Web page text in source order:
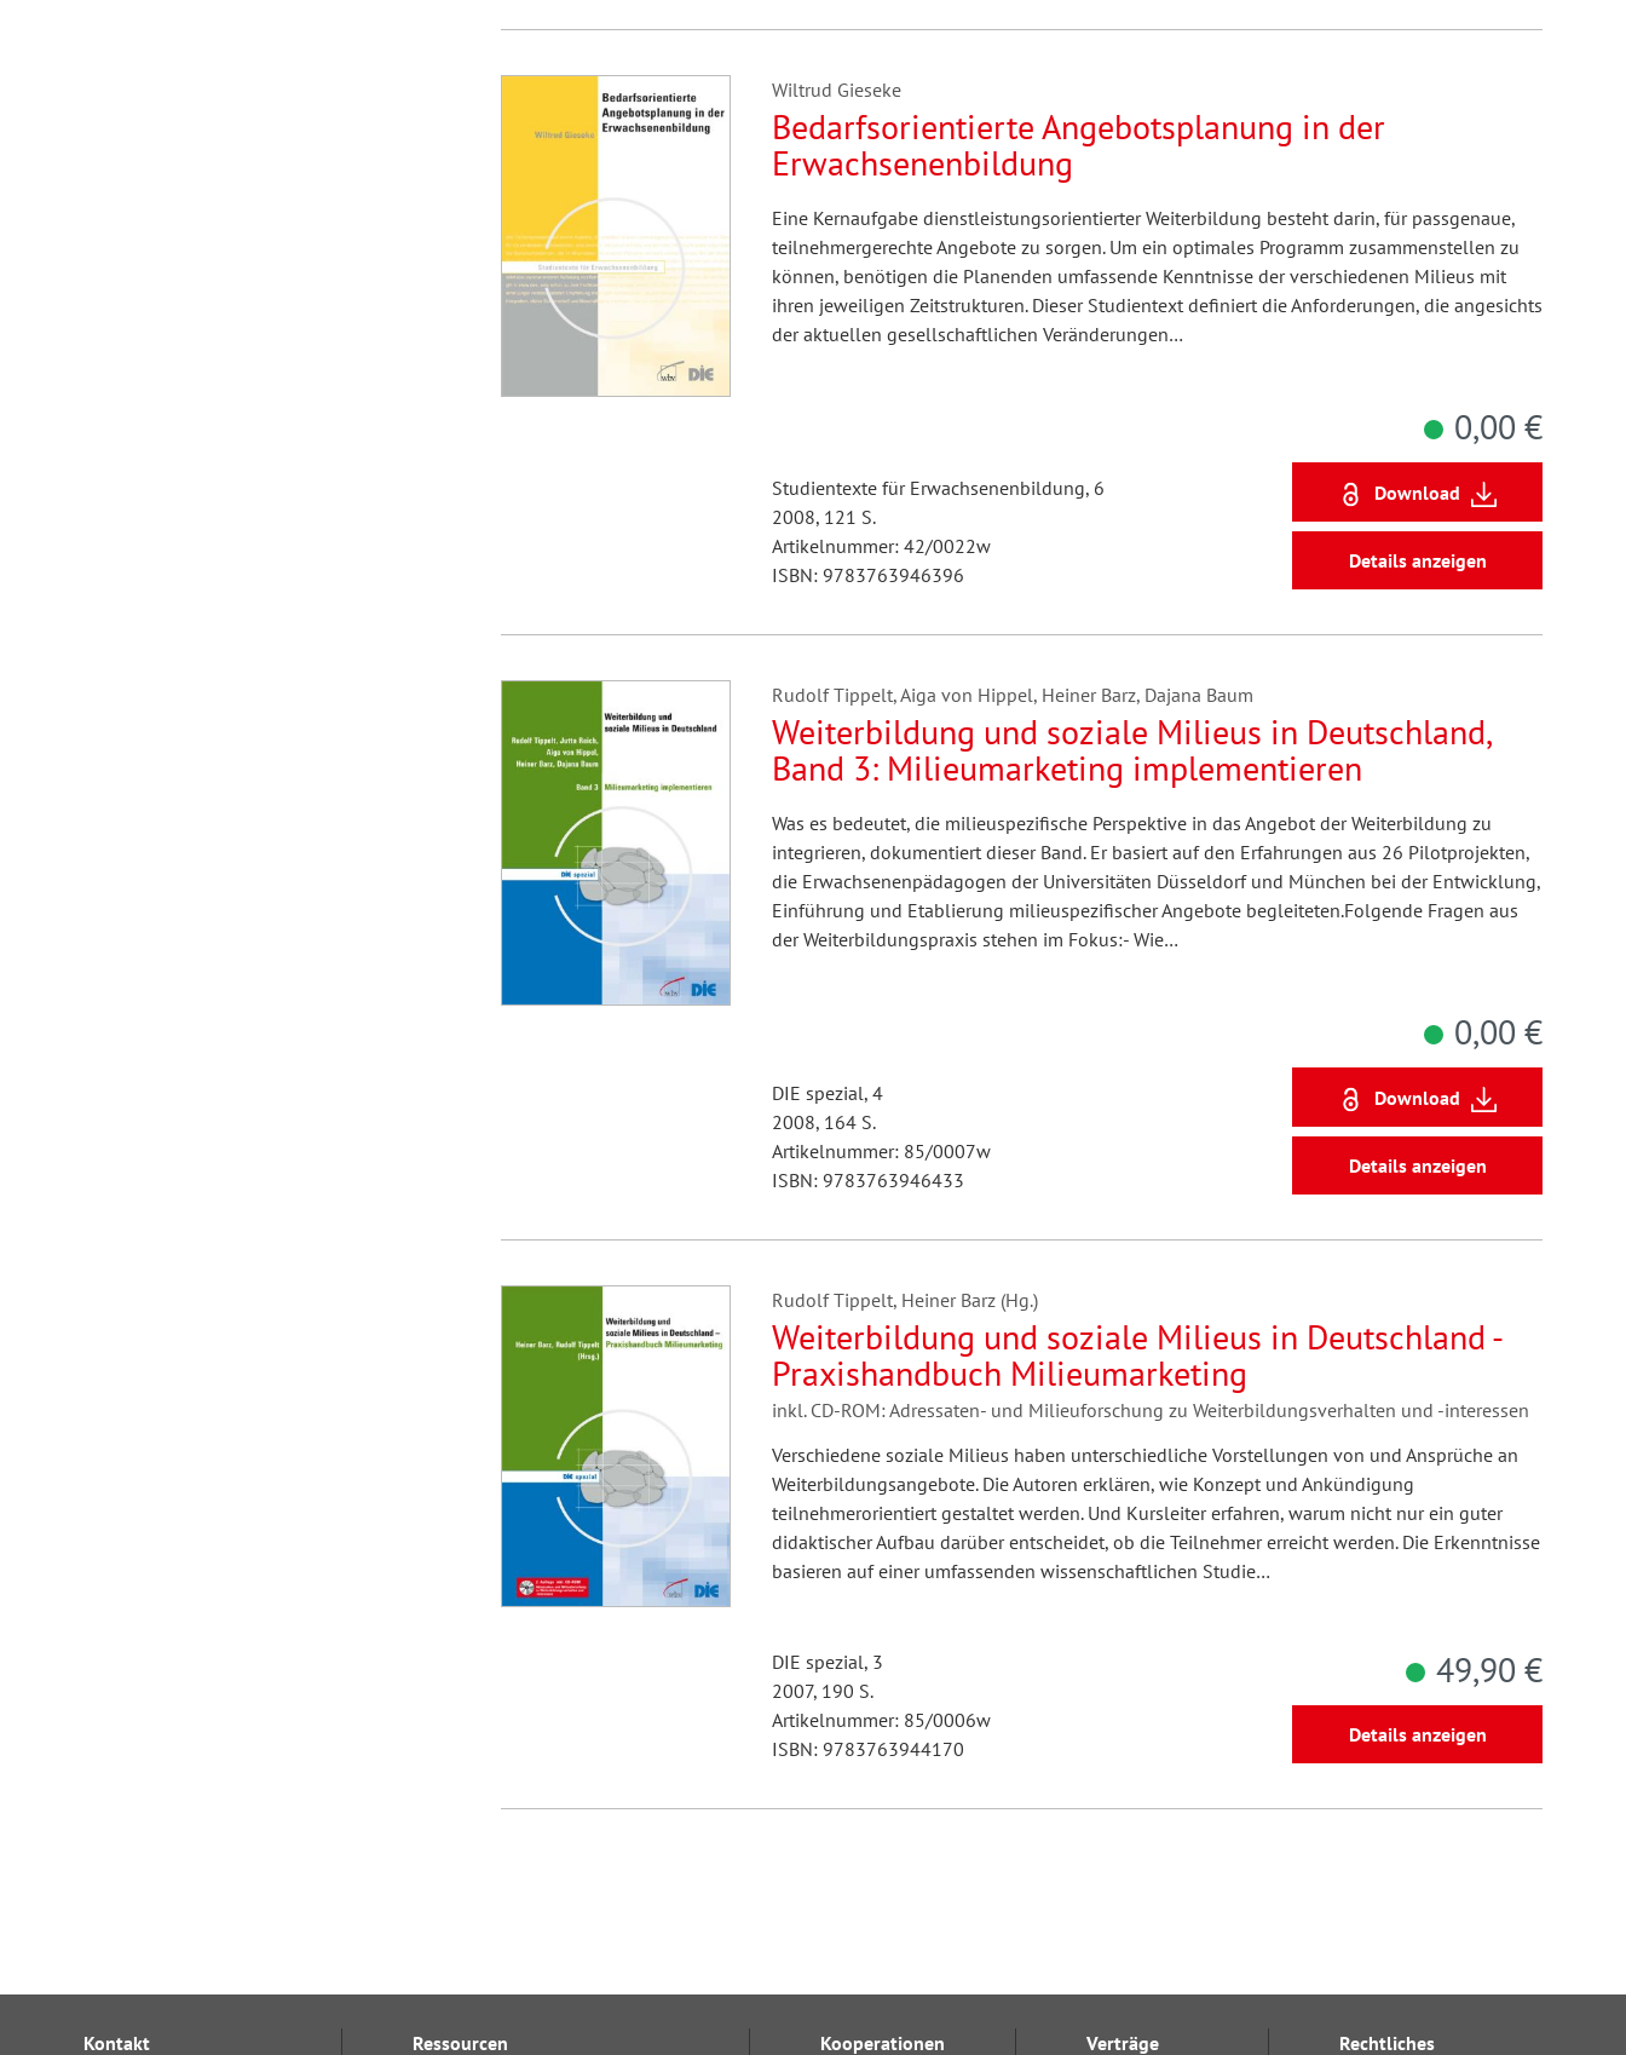
Wiltrud Gieseke
Bedarfsorientierte Angebotsplanung in der
Erwachsenenbildung
Eine Kernaufgabe dienstleistungsorientierter Weiterbildung besteht darin, für passgenaue,
teilnehmergerechte Angebote zu sorgen. Um ein optimales Programm zusammenstellen zu
können, benötigen die Planenden umfassende Kenntnisse der verschiedenen Milieus mit
ihren jeweiligen Zeitstrukturen. Dieser Studientext definiert die Anforderungen, die angesichts
der aktuellen gesellschaftlichen Veränderungen…
Studientexte für Erwachsenenbildung, 6
2008, 121 S.
Artikelnummer: 42/0022w
ISBN: 9783763946396
0,00 €
Download
Details anzeigen
Rudolf Tippelt, Aiga von Hippel, Heiner Barz, Dajana Baum
Weiterbildung und soziale Milieus in Deutschland,
Band 3: Milieumarketing implementieren
Was es bedeutet, die milieuspezifische Perspektive in das Angebot der Weiterbildung zu
integrieren, dokumentiert dieser Band. Er basiert auf den Erfahrungen aus 26 Pilotprojekten,
die Erwachsenenpädagogen der Universitäten Düsseldorf und München bei der Entwicklung,
Einführung und Etablierung milieuspezifischer Angebote begleiteten.Folgende Fragen aus
der Weiterbildungspraxis stehen im Fokus:- Wie…
DIE spezial, 4
2008, 164 S.
Artikelnummer: 85/0007w
ISBN: 9783763946433
0,00 €
Download
Details anzeigen
Rudolf Tippelt, Heiner Barz (Hg.)
Weiterbildung und soziale Milieus in Deutschland -
Praxishandbuch Milieumarketing
inkl. CD-ROM: Adressaten- und Milieuforschung zu Weiterbildungsverhalten und -interessen
Verschiedene soziale Milieus haben unterschiedliche Vorstellungen von und Ansprüche an
Weiterbildungsangebote. Die Autoren erklären, wie Konzept und Ankündigung
teilnehmerorientiert gestaltet werden. Und Kursleiter erfahren, warum nicht nur ein guter
didaktischer Aufbau darüber entscheidet, ob die Teilnehmer erreicht werden. Die Erkenntnisse
basieren auf einer umfassenden wissenschaftlichen Studie…
DIE spezial, 3
2007, 190 S.
Artikelnummer: 85/0006w
ISBN: 9783763944170
49,90 €
Details anzeigen
Kontakt Ressourcen Kooperationen Verträge Rechtliches